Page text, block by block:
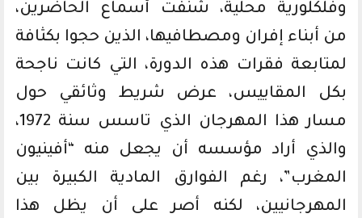
وفلكلورية محلية، شنفت أسماع الحاضرين،
من أبناء إفران ومصطافيها، الذين حجوا بكثافة
لمتابعة فقرات هذه الدورة، التي كانت ناجحة
بكل المقاييس، عرض شريط وثائقي حول
مسار هذا المهرجان الذي تاسس سنة 1972،
والذي أراد مؤسسه أن يجعل منه “أفينيون
المغرب”، رغم الفوارق المادية الكبيرة بين
المهرجانيين، لكنه أصر على أن يظل هذا